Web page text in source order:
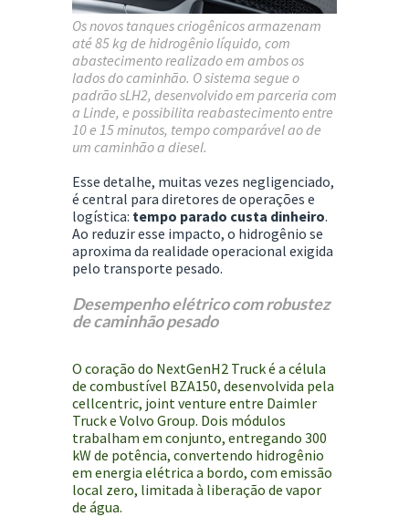
Os novos tanques criogênicos armazenam
até85 kg de hidrogênio líquido, com
abastecimento realizado em ambos os
lados do caminhão. O sistema segue o
padrãosLH2, desenvolvido em parceria com
a Linde, e possibilita reabastecimento entre
10 e 15 minutos, tempo comparável ao de
um caminhão a diesel.
Esse detalhe, muitas vezes negligenciado,
é central para diretores de operações e
logística: tempo parado custa dinheiro.
Ao reduzir esse impacto, o hidrogênio se
aproxima da realidade operacional exigida
pelo transporte pesado.
Desempenho elétrico com robustez
de caminhão pesado
O coração do NextGenH2 Truck é a célula
de combustível BZA150, desenvolvida pela
cellcentric, joint venture entre Daimler
Truck e Volvo Group. Dois módulos
trabalham em conjunto, entregando 300
kW de potência, convertendo hidrogênio
em energia elétrica a bordo, com emissão
local zero, limitada à liberação de vapor
de água.